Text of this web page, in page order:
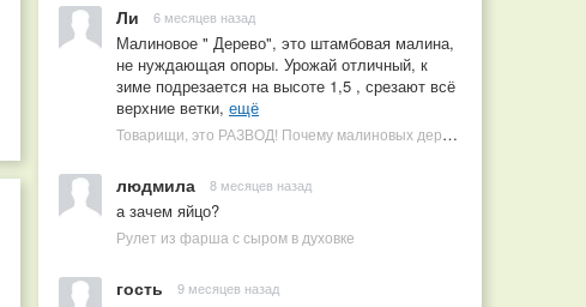
Ли 6 месяцев назад
Малиновое " Дерево", это штамбовая малина,
не нуждающая опоры. Урожай отличный, к
зиме подрезается на высоте 1,5 , срезают всё
верхние ветки, ещё
Товарищи, это РАЗВОД! Почему малиновых деревьев не бывает, или Как ушлые продавцы наживаются на мечтах садоводов
людмила 8 месяцев назад
а зачем яйцо?
Рулет из фарша с сыром в духовке
гость 9 месяцев назад